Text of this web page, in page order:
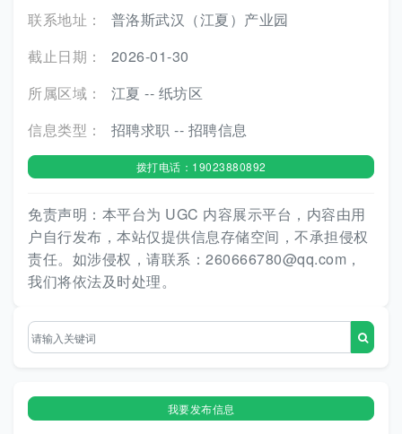
联系地址：
普洛斯武汉（江夏）产业园
截止日期：
2026-01-30
所属区域：
江夏 -- 纸坊区
信息类型：
招聘求职 -- 招聘信息
拨打电话：19023880892
免责声明：本平台为 UGC 内容展示平台，内容由用
户自行发布，本站仅提供信息存储空间，不承担侵权
责任。如涉侵权，请联系：260666780@qq.com，
我们将依法及时处理。
我要发布信息